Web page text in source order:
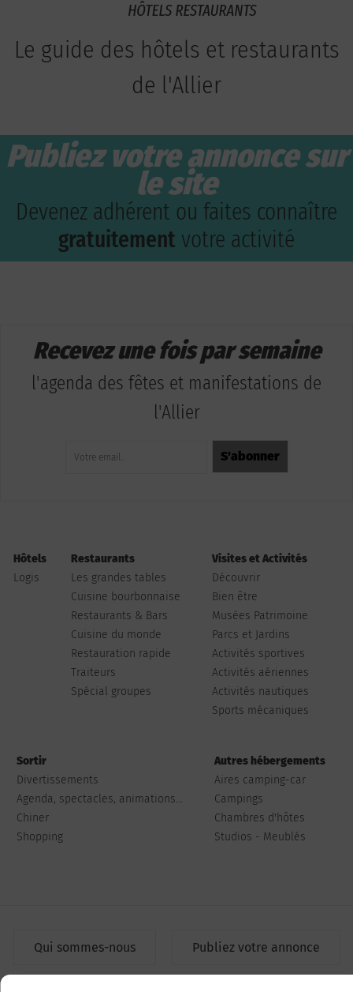
Le guide des hôtels et restaurants
de l'Allier
Publiez votre annonce sur
le site
Devenez adhérent ou faites connaître
gratuitement votre activité
Recevez une fois par semaine
l'agenda des fêtes et manifestations de
l'Allier
Hôtels
Logis
Restaurants
Les grandes tables
Cuisine bourbonnaise
Restaurants & Bars
Cuisine du monde
Restauration rapide
Traiteurs
Spécial groupes
Visites et Activités
Découvrir
Bien être
Musées Patrimoine
Parcs et Jardins
Activités sportives
Activités aériennes
Activités nautiques
Sports mécaniques
Sortir
Divertissements
Agenda, spectacles, animations...
Chiner
Shopping
Autres hébergements
Aires camping-car
Campings
Chambres d'hôtes
Studios - Meublés
Qui sommes-nous Publiez votre annonce